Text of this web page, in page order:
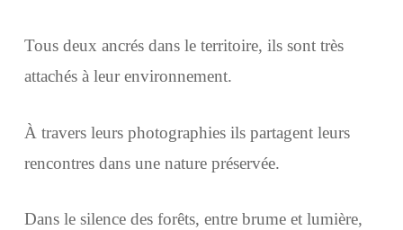
Tous deux ancrés dans le territoire, ils sont très
attachés à leur environnement.
À travers leurs photographies ils partagent leurs
rencontres dans une nature préservée.
Dans le silence des forêts, entre brume et lumière,